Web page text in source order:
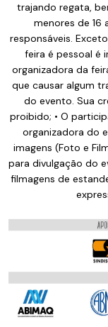
trajando regata,
menores de 16
responsáveis.
feira é pessoal é
organizadora da
que causar algum
do evento. Sua
proibido; • O
organizadora do
imagens (Foto e
para divulgação do
filmagens de